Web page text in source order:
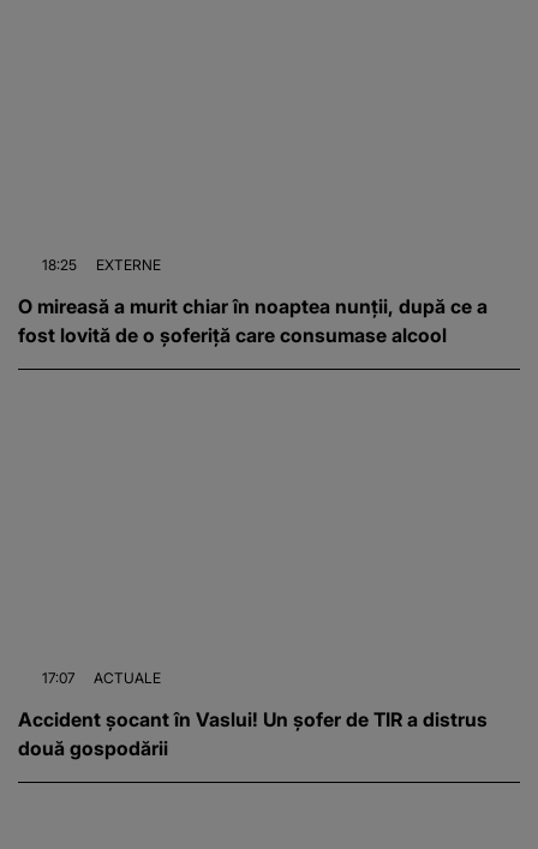
18:25 EXTERNE
O mireasă a murit chiar în noaptea nunții, după ce a
fost lovită de o șoferiță care consumase alcool
17:07 ACTUALE
Accident șocant în Vaslui! Un șofer de TIR a distrus
două gospodării